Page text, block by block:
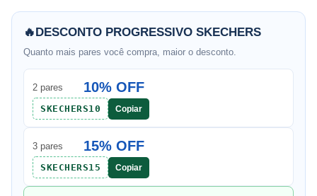
🔥DESCONTO PROGRESSIVO SKECHERS
Quanto mais pares você compra, maior o desconto.
2 pares 10% OFF
SKECHERS10 Copiar
3 pares 15% OFF
SKECHERS15 Copiar